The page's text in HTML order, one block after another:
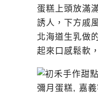
蛋糕上頭放滿
誘人，下方戚
北海道生乳做
起來口感鬆軟